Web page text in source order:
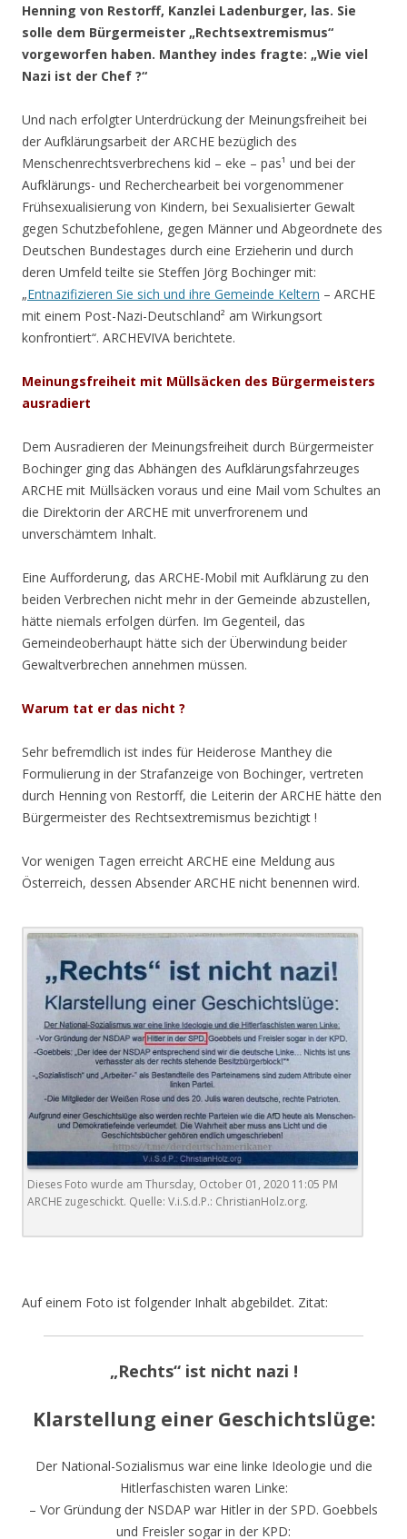
Henning von Restorff, Kanzlei Ladenburger, las. Sie
solle dem Bürgermeister „Rechtsextremismus“
vorgeworfen haben. Manthey indes fragte: „Wie viel
Nazi ist der Chef ?“
Und nach erfolgter Unterdrückung der Meinungsfreiheit bei
der Aufklärungsarbeit der ARCHE bezüglich des
Menschenrechtsverbrechens kid – eke – pas¹ und bei der
Aufklärungs- und Recherchearbeit bei vorgenommener
Frühsexualisierung von Kindern, bei Sexualisierter Gewalt
gegen Schutzbefohlene, gegen Männer und Abgeordnete des
Deutschen Bundestages durch eine Erzieherin und durch
deren Umfeld teilte sie Steffen Jörg Bochinger mit:
„Entnazifizieren Sie sich und ihre Gemeinde Keltern – ARCHE
mit einem Post-Nazi-Deutschland² am Wirkungsort
konfrontiert“. ARCHEVIVA berichtete.
Meinungsfreiheit mit Müllsäcken des Bürgermeisters
ausradiert
Dem Ausradieren der Meinungsfreiheit durch Bürgermeister
Bochinger ging das Abhängen des Aufklärungsfahrzeuges
ARCHE mit Müllsäcken voraus und eine Mail vom Schultes an
die Direktorin der ARCHE mit unverfrorenem und
unverschämtem Inhalt.
Eine Aufforderung, das ARCHE-Mobil mit Aufklärung zu den
beiden Verbrechen nicht mehr in der Gemeinde abzustellen,
hätte niemals erfolgen dürfen. Im Gegenteil, das
Gemeindeoberhaupt hätte sich der Überwindung beider
Gewaltverbrechen annehmen müssen.
Warum tat er das nicht ?
Sehr befremdlich ist indes für Heiderose Manthey die
Formulierung in der Strafanzeige von Bochinger, vertreten
durch Henning von Restorff, die Leiterin der ARCHE hätte den
Bürgermeister des Rechtsextremismus bezichtigt !
Vor wenigen Tagen erreicht ARCHE eine Meldung aus
Österreich, dessen Absender ARCHE nicht benennen wird.
Dieses Foto wurde am Thursday, October 01, 2020 11:05 PM
ARCHE zugeschickt. Quelle: V.i.S.d.P.: ChristianHolz.org.
Auf einem Foto ist folgender Inhalt abgebildet. Zitat:
„Rechts“ ist nicht nazi !
Klarstellung einer Geschichtslüge:
Der National-Sozialismus war eine linke Ideologie und die
Hitlerfaschisten waren Linke:
– Vor Gründung der NSDAP war Hitler in der SPD. Goebbels
und Freisler sogar in der KPD: